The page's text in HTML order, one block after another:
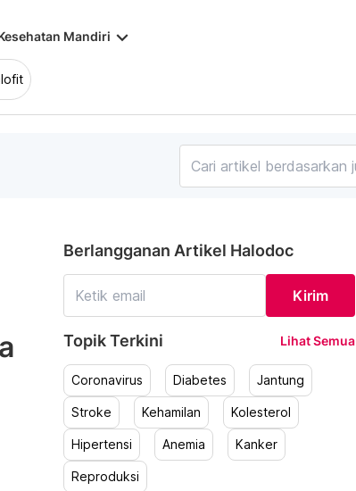
Mandiri keyboard_arrow_down
Berlangganan Artikel Halodoc
Kirim
Topik Terkini Lihat Semua
Coronavirus Diabetes Jantung
Stroke Kehamilan Kolesterol
Hipertensi Anemia Kanker
Reproduksi